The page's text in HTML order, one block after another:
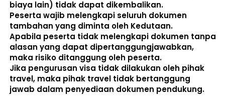
biaya lain) tidak dapat dikembalikan.
Peserta wajib melengkapi seluruh dokumen
tambahan yang diminta oleh Kedutaan.
Apabila peserta tidak melengkapi dokumen tanpa
alasan yang dapat dipertanggungjawabkan,
maka risiko ditanggung oleh peserta.
Jika pengurusan visa tidak dilakukan oleh pihak
travel, maka pihak travel tidak bertanggung
jawab dalam penyediaan dokumen pendukung.